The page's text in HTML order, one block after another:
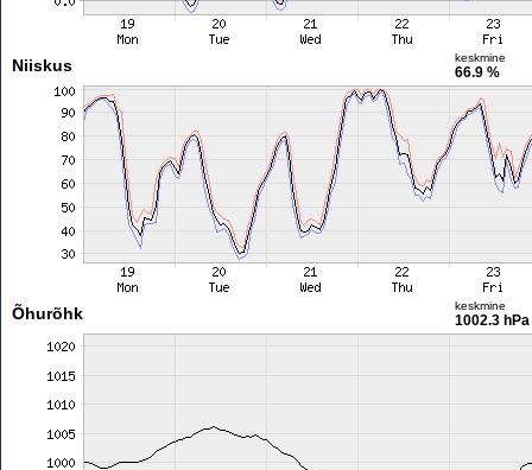
Niiskus keskmine
66.9 %
Õhurõhk keskmine
1002.3 hPa